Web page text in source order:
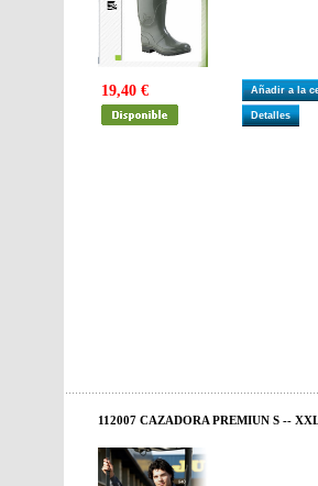
19,40 € Añadir a la
Detalles
112007 CAZADORA PREMIUN S --